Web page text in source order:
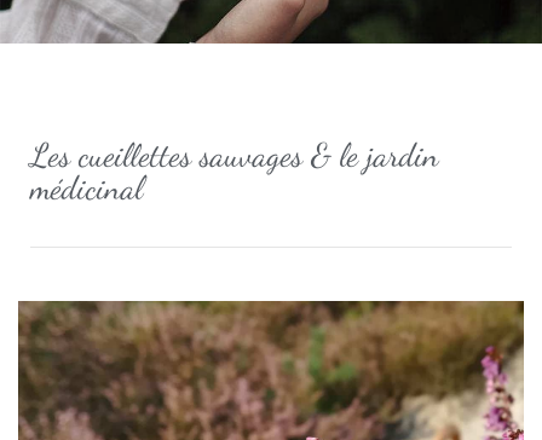
Les cueillettes sauvages & le jardin
médicinal